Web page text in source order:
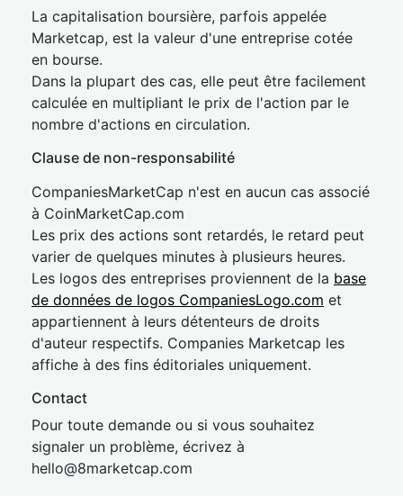
La capitalisation boursière, parfois appelée
Marketcap, est la valeur d'une entreprise cotée
en bourse.
Dans la plupart des cas, elle peut être facilement
calculée en multipliant le prix de l'action par le
nombre d'actions en circulation.
Clause de non-responsabilité
CompaniesMarketCap n'est en aucun cas associé
à CoinMarketCap.com
Les prix des actions sont retardés, le retard peut
varier de quelques minutes à plusieurs heures.
Les logos des entreprises proviennent de la base
de données de logos CompaniesLogo.com et
appartiennent à leurs détenteurs de droits
d'auteur respectifs. Companies Marketcap les
affiche à des fins éditoriales uniquement.
Contact
Pour toute demande ou si vous souhaitez
signaler un problème, écrivez à
hello@8marketcap.com